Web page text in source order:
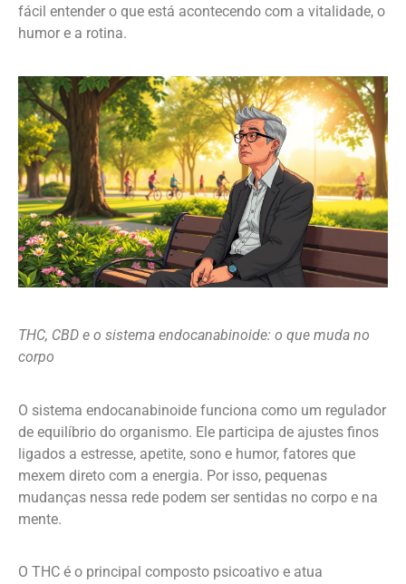
fácil entender o que está acontecendo com a vitalidade, o
humor e a rotina.
THC, CBD e o sistema endocanabinoide: o que muda no
corpo
O sistema endocanabinoide funciona como um regulador
de equilíbrio do organismo. Ele participa de ajustes finos
ligados a estresse, apetite, sono e humor, fatores que
mexem direto com a energia. Por isso, pequenas
mudanças nessa rede podem ser sentidas no corpo e na
mente.
O THC é o principal composto psicoativo e atua